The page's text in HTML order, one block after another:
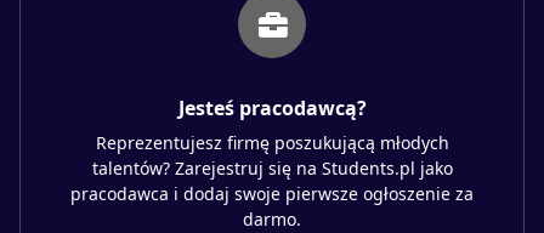
Jesteś pracodawcą?
Reprezentujesz firmę poszukującą młodych
talentów? Zarejestruj się na Students.pl jako
pracodawca i dodaj swoje pierwsze ogłoszenie za
darmo.